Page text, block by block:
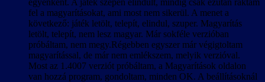
próbálni a magyarítást legalább valamilyen szinten tesztelni, ami
megint csak rendkívül érdekes és szórakoztató feladat akkor, amikor
még a vonatkozó scriptek, játéklogika, adatfájlok és egyebek
átbogarászása után sem lehet egyértelműen eldönteni, hogy a
kérdéses játékelemmel, párbeszéddel, jelenettel, akármivel azért nem
találkoztunk sokszori próbálkozásra sem, mert vagy, a) nem sikerült
eltalálni, mit és milyen sorrendben kellene hozzá elvégezni a
szövegrész, helytelen szövegazonosító és
többféle egyéb hiba továbbra is található a
játékban.
2014. december 22. – 0.9.3004b
A magyar szöveg a játék 1.3004-es változata
egyenként. A játék szépen elindult, mindíg csak ezután raktam
fel a magyarításokat, ami most nem sikerül. A menet a
következő: játék letölt, telepít, elindul, szuper. Magyarítás
letölt, telepít, nem lesz magyar. Már sokféle verzióban
próbáltam, nem megy.Régebben egyszer már végigtoltam
magyarítással, de már nem emlékszem, melyik verzióval.
Most az 1.4007 verziót próbáltam, a Magyarítások oldalon
van hozzá program, gondoltam, minden OK. A beállításoknál